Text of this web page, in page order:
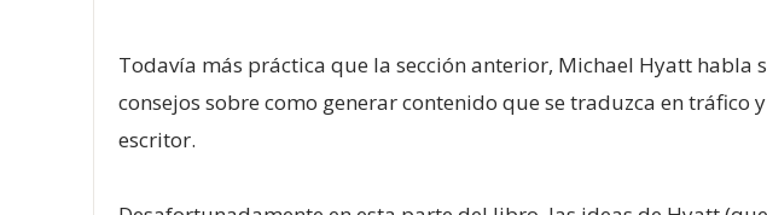
Todavía más práctica que la sección anterior, Michael Hyatt habla
consejos sobre como generar contenido que se traduzca en tráfico
escritor.